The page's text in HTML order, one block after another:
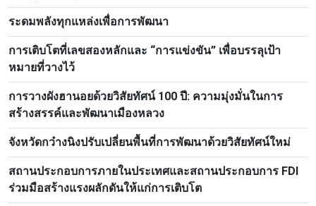
ระดมพลังทุกแหล่งเพื่อการพัฒนา
การเติบโตที่เลขสองหลักและ “การแข่งขัน” เพื่อบรรลุเป้า
หมายที่วางไว้
การวางผังฮานอยด้วยวิสัยทัศน์ 100 ปี: ความมุ่งมั่นในการ
สร้างสรรค์และพัฒนาเมืองหลวง
จังหวัดกว๋างนิงปรับเปลี่ยนพื้นที่การพัฒนาด้วยวิสัยทัศน์ใหม่
สถานประกอบการภายในประเทศและสถานประกอบการ FDI
ร่วมมือสร้างแรงผลักดันให้แก่การเติบโต